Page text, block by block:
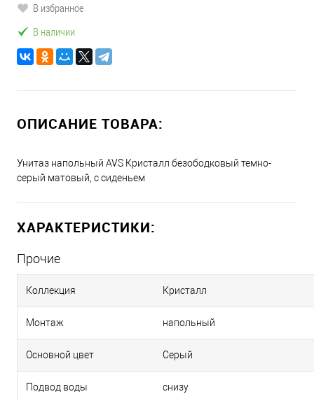
В избранное
В наличии
ОПИСАНИЕ ТОВАРА:
Унитаз напольный AVS Кристалл безободковый темно-
серый матовый, с сиденьем
ХАРАКТЕРИСТИКИ:
Прочие
Коллекция Кристалл
Монтаж напольный
Основной цвет Серый
Подвод воды снизу